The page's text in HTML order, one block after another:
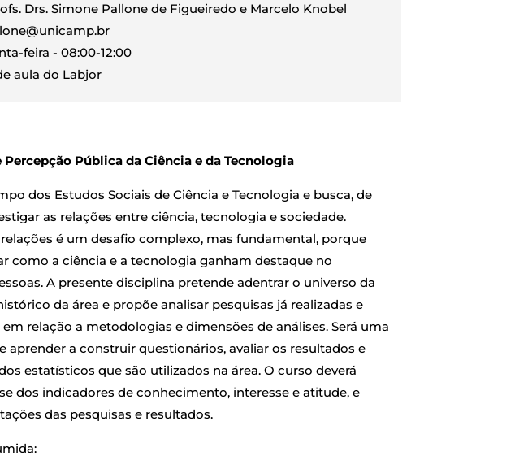
Drs. Simone Pallone de Figueiredo e Marcelo Knobel
feira - 08:00-12:00
aula do Labjor
Pública da Ciência e da Tecnologia
dos Estudos Sociais de Ciência e Tecnologia e busca, de
as relações entre ciência, tecnologia e sociedade.
é um desafio complexo, mas fundamental, porque
como a ciência e a tecnologia ganham destaque no
A presente disciplina pretende adentrar o universo da
da área e propõe analisar pesquisas já realizadas e
relação a metodologias e dimensões de análises. Será uma
aprender a construir questionários, avaliar os resultados e
estatísticos que são utilizados na área. O curso deverá
dos indicadores de conhecimento, interesse e atitude, e
das pesquisas e resultados.